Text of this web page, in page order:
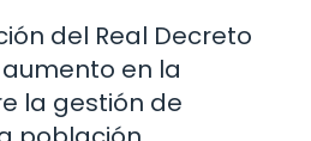
del Real Decreto
en la
la gestión de